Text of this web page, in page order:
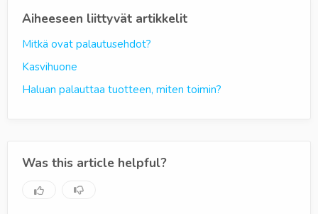
Aiheeseen liittyvät artikkelit
Mitkä ovat palautusehdot?
Kasvihuone
Haluan palauttaa tuotteen, miten toimin?
Was this article helpful?